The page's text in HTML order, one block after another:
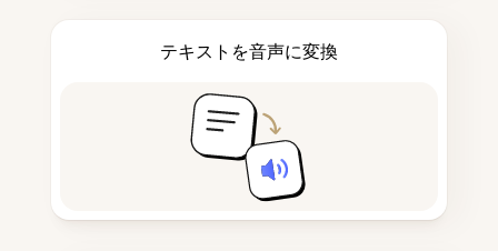
テキストを音声に変換